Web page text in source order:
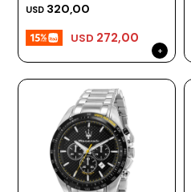
USD 320,00
USD 272,00